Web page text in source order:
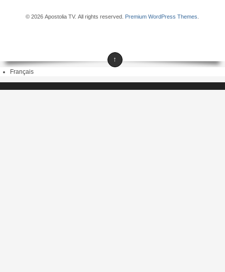
© 2026 Apostolia TV. All rights reserved. Premium WordPress Themes
↑
Français